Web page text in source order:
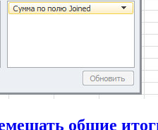
общие